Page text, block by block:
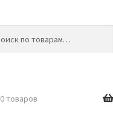
0 товаров